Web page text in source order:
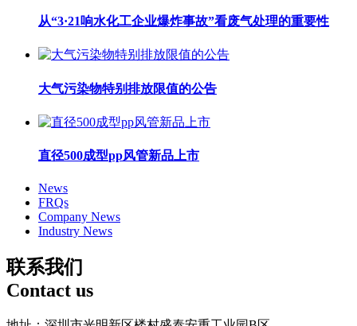
从“3·21响水化工企业爆炸事故”看废气处理的重要性
大气污染物特别排放限值的公告
直径500成型pp风管新品上市
News
FRQs
Company News
Industry News
联系我们
Contact us